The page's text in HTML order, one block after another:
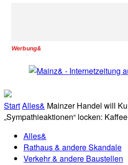
Werbung&
StartAlles& Mainzer Handel will
„Sympathieaktionen“ locken:
Alles&
Rathaus & andere Skandale
Verkehr & andere Baustellen